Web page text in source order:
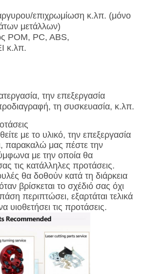
επιχρωμίωση κ.λπ. (μόνο
μετάλλων)
POM, PC, ABS,
κ.λπ.
την επεξεργασία
τη συσκευασία, κ.λπ.
με το υλικό, την επεξεργασία
παρακαλώ μας πέστε την
με την οποία θα
τις κατάλληλες προτάσεις.
θα δοθούν κατά τη διάρκεια
βρίσκεται το σχέδιό σας όχι
περιπτώσει, εξαρτάται τελικά
υιοθετήσει τις προτάσεις.